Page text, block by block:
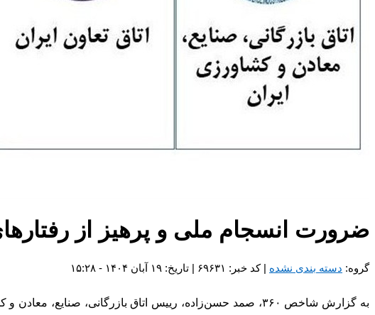
ضرورت انسجام ملی و پرهیز از
گروه: دسته بندی نشده | کد خبر: ۶۹۶۳۱ | تاریخ: ۱۹ آبان ۱۴۰۴ - ۱۵:۲۸
به گزارش شاخص ۳۶۰، صمد حسن‌زاده، رییس اتاق بازرگانی،